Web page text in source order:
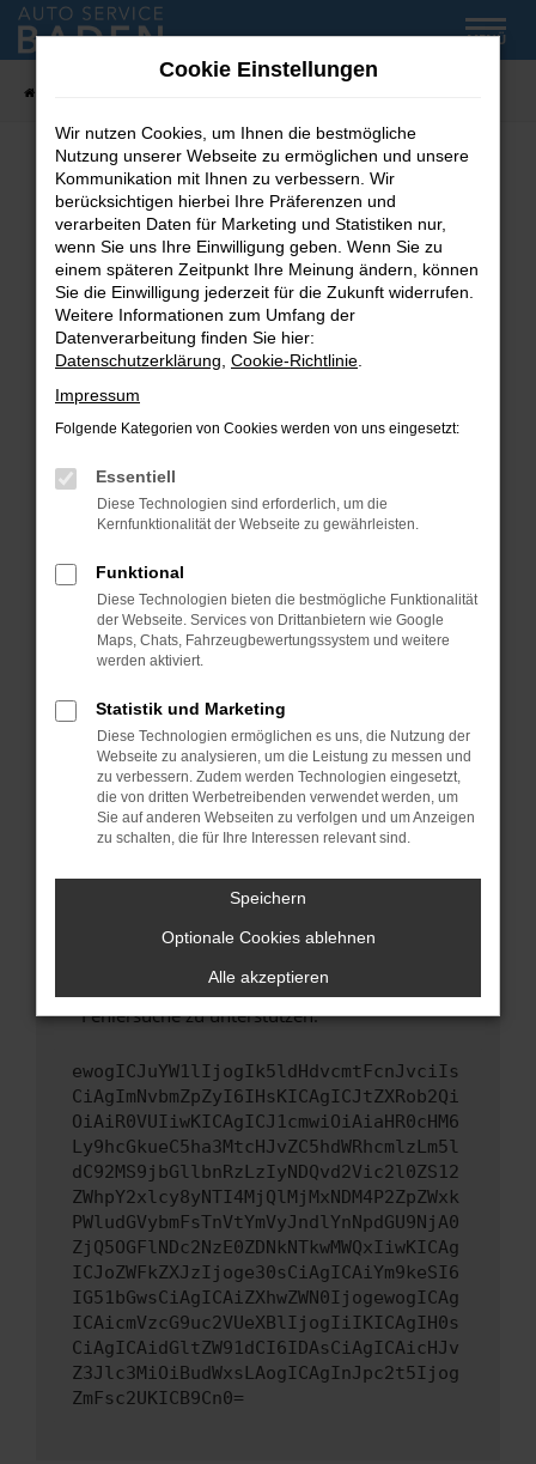
Zum
Hauptinhalt
MENÜ
Fehler: Network Error
Beim Laden ist ein Fehler aufgetreten.
Hier sind ein paar Tipps, die dir helfen können:
Überprüfe deine Firewall und deine
Internetverbindung.
Laden andere Webseiten, zum Beispiel deine
Suchmaschine?
Prüfe deine Browsererweiterungen.
können das Laden bestimmter Seiten
verhindern. Funktioniert die Seite in einem
Fenster?
Starte dein Gerät neu.
Das kann manchmal helfen, vorübergehende
Probleme zu beheben.
Betriebssystem auf dem neuesten Stand
sind.
Veraltete Software birgt nicht nur ein
Sicherheitsrisiko, sondern kann auch dazu
führen, dass bestimmte Funktionen nicht mehr
unterstützt werden.
Wende dich an den Webseitenbetreiber.
Wenn du alle oben genannten Schritte versucht
hast, kontaktiere uns bitte. Wir werden
uns diesen Text schicken, um uns bei der
Fehlersuche zu unterstützen:
ewogICJuYW1lIjogIk5ldHdvcmtFcnJvciIs
CiAgImNvbmZpZyI6IHsKICAgICJtZXRob2Qi
OiAiR0VUIiwKICAgICJ1cmwiOiAiaHR0cHM6
Ly9hcGkueC5ha3MtcHJvZC5hdWRhcmlzLm5l
dC92MS9jbGllbnRzLzIyNDQvd2Vic2l0ZS12
ZWhpY2xlcy8yNTI4MjQlMjMxNDM4P2ZpZWxk
PWludGVybmFsTnVtYmVyJndlYnNpdGU9NjA0
ZjQ5OGFlNDc2NzE0ZDNkNTkwMWQxIiwKICAg
ICJoZWFkZXJzIjoge30sCiAgICAiYm9keSI6
IG51bGwsCiAgICAiZXhwZWN0IjogewogICAg
ICAicmVzcG9uc2VUeXBlIjogIiIKICAgIH0s
CiAgICAidGltZW91dCI6IDAsCiAgICAicHJv
Z3Jlc3MiOiBudWxsLAogICAgInJpc2t5Ijog
ZmFsc2UKICB9Cn0=
Cookie Einstellungen
Wir nutzen Cookies, um Ihnen die bestmögliche
Nutzung unserer Webseite zu ermöglichen und unsere
Kommunikation mit Ihnen zu verbessern. Wir
berücksichtigen hierbei Ihre Präferenzen und
verarbeiten Daten für Marketing und Statistiken nur,
wenn Sie uns Ihre Einwilligung geben. Wenn Sie zu
einem späteren Zeitpunkt Ihre Meinung ändern, können
Sie die Einwilligung jederzeit für die Zukunft widerrufen.
Weitere Informationen zum Umfang der
Datenverarbeitung finden Sie hier:
Datenschutzerklärung Cookie-Richtlinie
Impressum
Folgende Kategorien von Cookies werden von uns eingesetzt:
Essentiell
Diese Technologien sind erforderlich, um die
Kernfunktionalität der Webseite zu gewährleisten.
Funktional
Diese Technologien bieten die bestmögliche Funktionalität
der Webseite. Services von Drittanbietern wie Google
Maps, Chats, Fahrzeugbewertungssystem und weitere
werden aktiviert.
Statistik und Marketing
Diese Technologien ermöglichen es uns, die Nutzung der
Webseite zu analysieren, um die Leistung zu messen und
zu verbessern. Zudem werden Technologien eingesetzt,
die von dritten Werbetreibenden verwendet werden, um
Sie auf anderen Webseiten zu verfolgen und um Anzeigen
zu schalten, die für Ihre Interessen relevant sind.
Speichern
Optionale Cookies ablehnen
Alle akzeptieren